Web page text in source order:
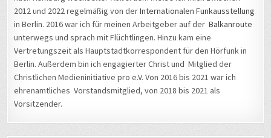
2012 und 2022 regelmäßig von derInternationalen Funkausstellung
in Berlin. 2016 war ich für meinen Arbeitgeber auf derBalkanroute
unterwegs und sprach mit Flüchtlingen. Hinzu kam eine
Vertretungszeit als Hauptstadtkorrespondent für den Hörfunk in
Berlin. Außerdem bin ich engagierter Christ und Mitglied der
Christlichen Medieninitiative pro e.V. Von 2016 bis 2021 war ich
ehrenamtliches Vorstandsmitglied, von 2018 bis 2021 als
Vorsitzender.